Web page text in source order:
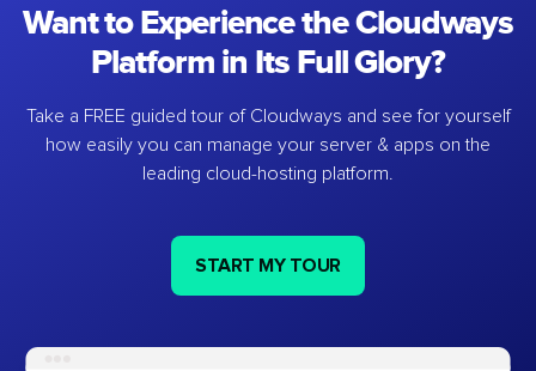
Want to Experience the Cloudways
Platform in Its Full Glory?
Take a FREE guided tour of Cloudways and see for yourself
how easily you can manage your server & apps on the
leading cloud-hosting platform.
START MY TOUR